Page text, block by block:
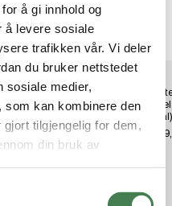
å gi innhold og
å levere sosiale
trafikken vår. Vi deler
du bruker nettstedet
sosiale medier,
som kan kombinere den
tilgjengelig for dem,
din bruk av
Kjelesett LAVVU
kr